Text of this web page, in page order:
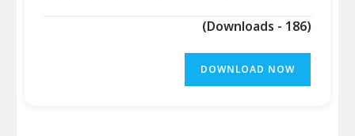
(Downloads - 186)
DOWNLOAD NOW